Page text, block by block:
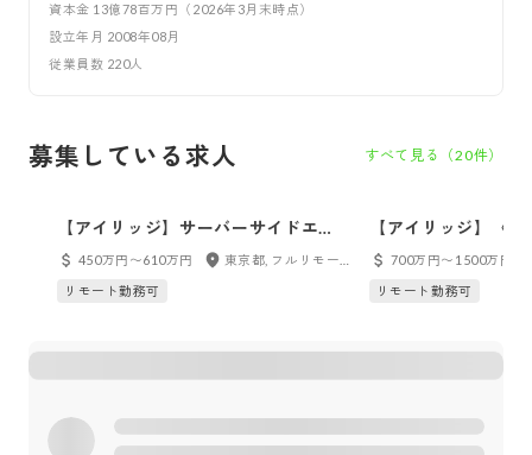
資本金 13億78百万円（2026年3月末時点）
設立年月 2008年08月
従業員数 220人
募集している求人 すべて見る（20件）
【アイリッジ】サーバーサイドエン
ジニア
450万円〜610万円
リモート勤務可
【アイリッジ】〈
ェクトマネージャ
ンアプリの受託開
700万円〜1500万円
リモート勤務可